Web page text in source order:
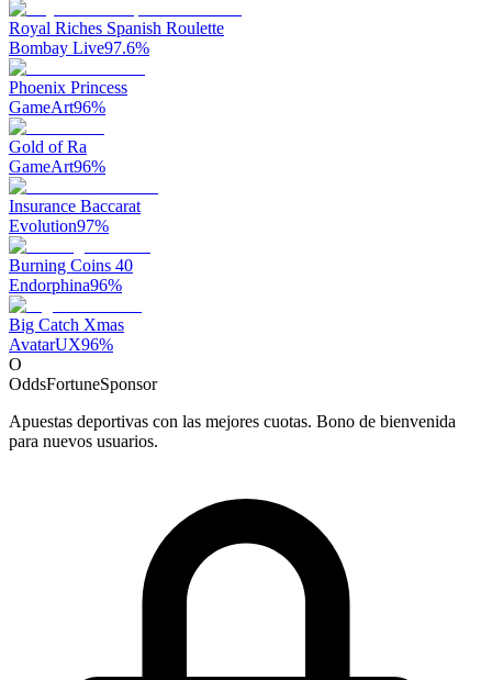
Royal Riches Spanish Roulette
Bombay Live97.6%
Phoenix Princess
GameArt96%
Gold of Ra
GameArt96%
Insurance Baccarat
Evolution97%
Burning Coins 40
Endorphina96%
Big Catch Xmas
AvatarUX96%
O
OddsFortuneSponsor
Apuestas deportivas con las mejores cuotas. Bono de bienvenida
para nuevos usuarios.